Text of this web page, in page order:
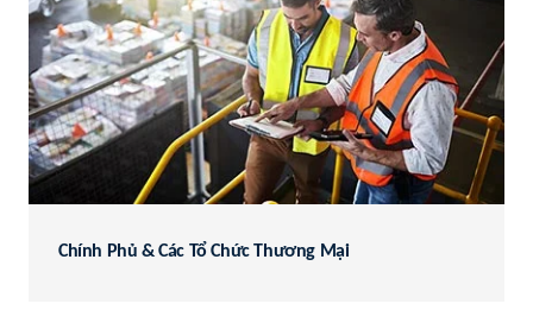
Chính Phủ & Các Tổ Chức Thương Mại